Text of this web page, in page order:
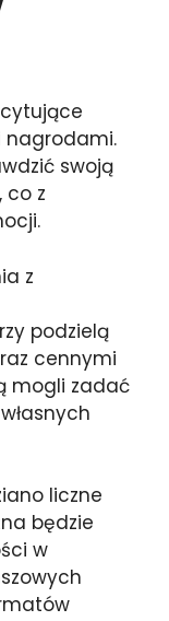
nagrodami.
swoją
co z
z
podzielą
cennymi
mogli zadać
liczne
będzie
w